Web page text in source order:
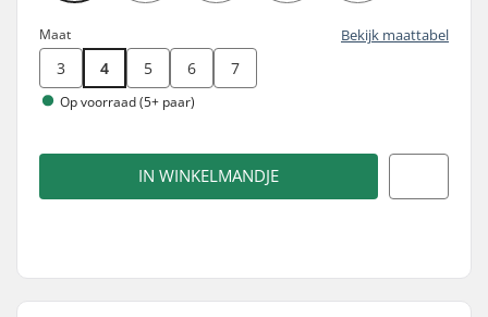
Maat Bekijk maattabel
3 4 5 6 7
Op voorraad (5+ paar)
IN WINKELMANDJE